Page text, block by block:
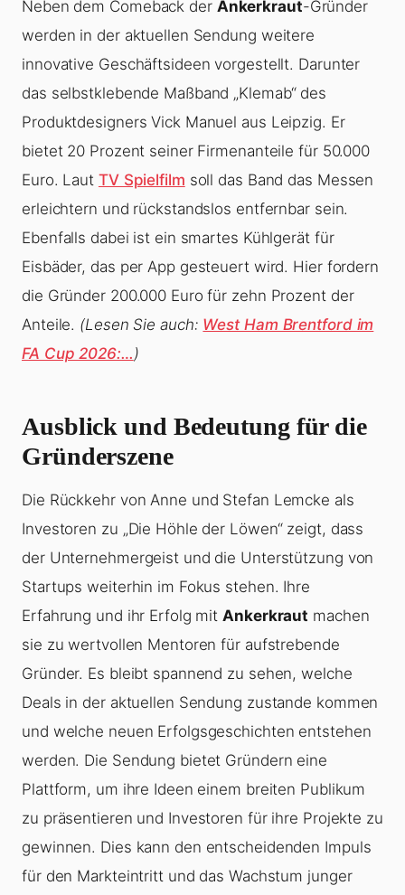
Neben dem Comeback der Ankerkraut-Gründer
werden in der aktuellen Sendung weitere
innovative Geschäftsideen vorgestellt. Darunter
das selbstklebende Maßband „Klemab“ des
Produktdesigners Vick Manuel aus Leipzig. Er
bietet 20 Prozent seiner Firmenanteile für 50.000
Euro. Laut TV Spielfilm soll das Band das Messen
erleichtern und rückstandslos entfernbar sein.
Ebenfalls dabei ist ein smartes Kühlgerät für
Eisbäder, das per App gesteuert wird. Hier fordern
die Gründer 200.000 Euro für zehn Prozent der
Anteile. (Lesen Sie auch: West Ham Brentford im
FA Cup 2026:…)
Ausblick und Bedeutung für die
Gründerszene
Die Rückkehr von Anne und Stefan Lemcke als
Investoren zu „Die Höhle der Löwen“ zeigt, dass
der Unternehmergeist und die Unterstützung von
Startups weiterhin im Fokus stehen. Ihre
Erfahrung und ihr Erfolg mitAnkerkraut machen
sie zu wertvollen Mentoren für aufstrebende
Gründer. Es bleibt spannend zu sehen, welche
Deals in der aktuellen Sendung zustande kommen
und welche neuen Erfolgsgeschichten entstehen
werden. Die Sendung bietet Gründern eine
Plattform, um ihre Ideen einem breiten Publikum
zu präsentieren und Investoren für ihre Projekte zu
gewinnen. Dies kann den entscheidenden Impuls
für den Markteintritt und das Wachstum junger